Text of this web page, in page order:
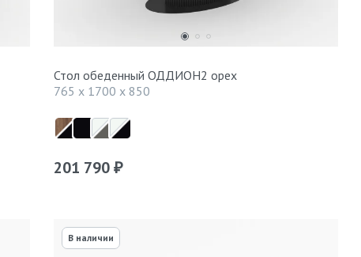
Стол обеденный ОДДИОН2 орех
765 x 1700 x 850
201 790 ₽
В наличии